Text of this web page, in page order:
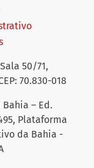
50/71,
70.830-018
– Ed.
Plataforma
da Bahia -